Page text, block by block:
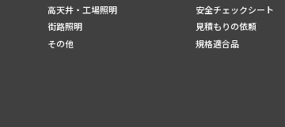
高天井・工場照明
街路照明
その他
安全チェックシート
見積もりの依頼
規格適合品